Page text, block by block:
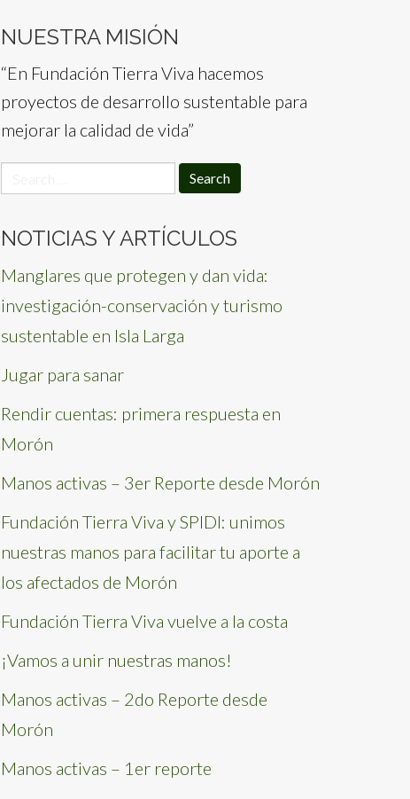
NUESTRA MISIÓN
“En Fundación Tierra Viva hacemos
proyectos de desarrollo sustentable para
mejorar la calidad de vida”
for:
NOTICIAS Y ARTÍCULOS
Manglares que protegen y dan vida:
investigación-conservación y turismo
sustentable en Isla Larga
Jugar para sanar
Rendir cuentas: primera respuesta en
Morón
Manos activas – 3er Reporte desde Morón
Fundación Tierra Viva y SPIDI: unimos
nuestras manos para facilitar tu aporte a
los afectados de Morón
Fundación Tierra Viva vuelve a la costa
¡Vamos a unir nuestras manos!
Manos activas – 2do Reporte desde
Morón
Manos activas – 1er reporte